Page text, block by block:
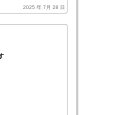
2025 年 7月 28 日